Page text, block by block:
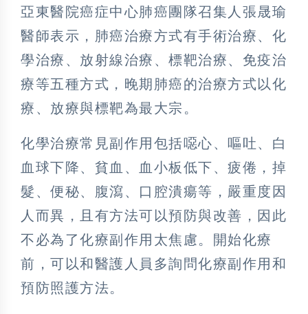
亞東醫院癌症中心肺癌團隊召集人張晟瑜
醫師表示，肺癌治療方式有手術治療、化
學治療、放射線治療、標靶治療、免疫治
療等五種方式，晚期肺癌的治療方式以化
療、放療與標靶為最大宗。
化學治療常見副作用包括噁心、嘔吐、白
血球下降、貧血、血小板低下、疲倦，掉
髮、便秘、腹瀉、口腔潰瘍等，嚴重度因
人而異，且有方法可以預防與改善，因此
不必為了化療副作用太焦慮。開始化療
前，可以和醫護人員多詢問化療副作用和
預防照護方法。